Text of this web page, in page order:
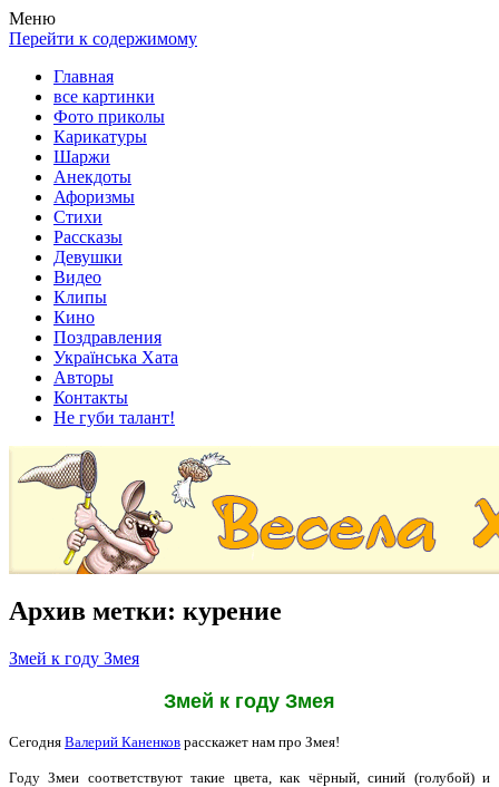
Весела хата — прикольные картинки, смешные истории,
клипы!
Покажем всем ваши фото приколы, карикатуры, шаржи, стихи,
рассказы, видео и песни!
Меню
Перейти к содержимому
Главная
все картинки
Фото приколы
Карикатуры
Шаржи
Анекдоты
Афоризмы
Стихи
Рассказы
Девушки
Видео
Клипы
Кино
Поздравления
Українська Хата
Авторы
Контакты
Не губи талант!
Архив метки: курение
Змей к году Змея
Змей к году Змея
Сегодня Валерий Каненков расскажет нам про Змея!
Году Змеи соответствуют такие цвета, как чёрный, синий (голубой) и